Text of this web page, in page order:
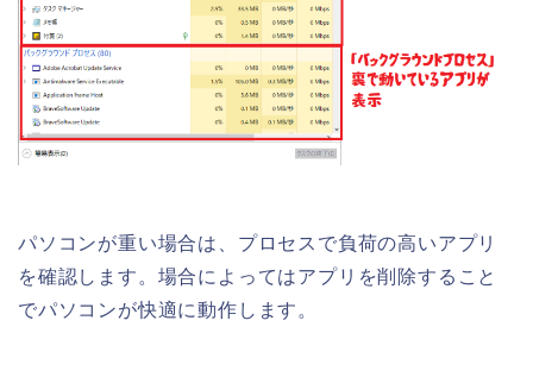
パソコンが重い場合は、プロセスで負荷の高いアプリ
を確認します。場合によってはアプリを削除すること
でパソコンが快適に動作します。